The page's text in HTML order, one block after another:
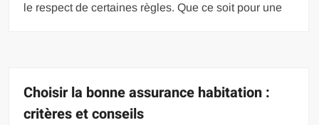
le respect de certaines règles. Que ce soit pour une
Choisir la bonne assurance habitation :
critères et conseils